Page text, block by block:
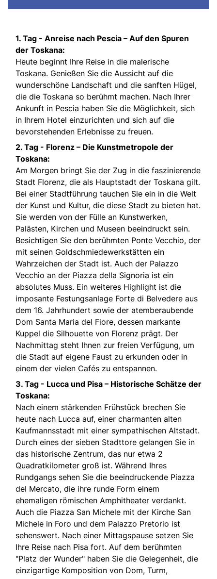
1. Tag - Anreise nach Pescia – Auf den Spuren
der Toskana:
Heute beginnt Ihre Reise in die malerische
Toskana. Genießen Sie die Aussicht auf die
wunderschöne Landschaft und die sanften Hügel,
die die Toskana so berühmt machen. Nach Ihrer
Ankunft in Pescia haben Sie die Möglichkeit, sich
in Ihrem Hotel einzurichten und sich auf die
bevorstehenden Erlebnisse zu freuen.
2. Tag - Florenz – Die Kunstmetropole der
Toskana:
Am Morgen bringt Sie der Zug in die faszinierende
Stadt Florenz, die als Hauptstadt der Toskana gilt.
Bei einer Stadtführung tauchen Sie ein in die Welt
der Kunst und Kultur, die diese Stadt zu bieten hat.
Sie werden von der Fülle an Kunstwerken,
Palästen, Kirchen und Museen beeindruckt sein.
Besichtigen Sie den berühmten Ponte Vecchio, der
mit seinen Goldschmiedewerkstätten ein
Wahrzeichen der Stadt ist. Auch der Palazzo
Vecchio an der Piazza della Signoria ist ein
absolutes Muss. Ein weiteres Highlight ist die
imposante Festungsanlage Forte di Belvedere aus
dem 16. Jahrhundert sowie der atemberaubende
Dom Santa Maria del Fiore, dessen markante
Kuppel die Silhouette von Florenz prägt. Der
Nachmittag steht Ihnen zur freien Verfügung, um
die Stadt auf eigene Faust zu erkunden oder in
einem der vielen Cafés zu entspannen.
3. Tag - Lucca und Pisa – Historische Schätze der
Toskana:
Nach einem stärkenden Frühstück brechen Sie
heute nach Lucca auf, einer charmanten alten
Kaufmannsstadt mit einer sympathischen Altstadt.
Durch eines der sieben Stadttore gelangen Sie in
das historische Zentrum, das nur etwa 2
Quadratkilometer groß ist. Während Ihres
Rundgangs sehen Sie die beeindruckende Piazza
del Mercato, die ihre runde Form einem
ehemaligen römischen Amphitheater verdankt.
Auch die Piazza San Michele mit der Kirche San
Michele in Foro und dem Palazzo Pretorio ist
sehenswert. Nach einer Mittagspause setzen Sie
Ihre Reise nach Pisa fort. Auf dem berühmten
"Platz der Wunder" haben Sie die Gelegenheit, die
einzigartige Komposition von Dom, Turm,